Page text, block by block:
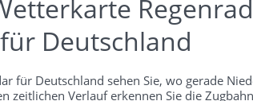
Deutschland
für Deutschland sehen Sie, wo gerade
zeitlichen Verlauf erkennen Sie die